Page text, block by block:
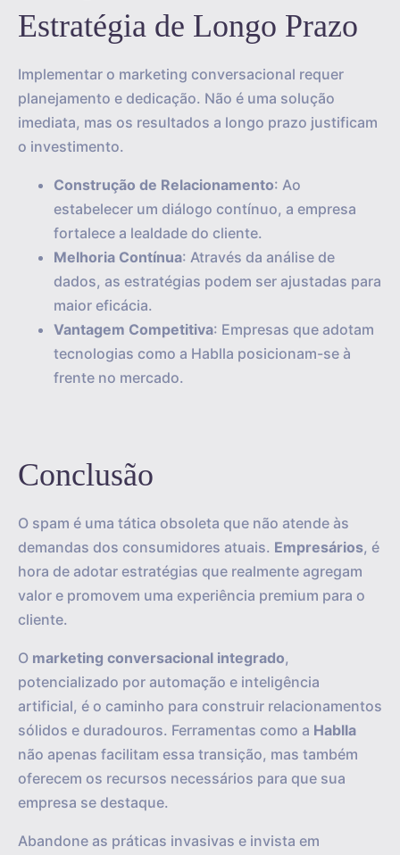
Estratégia de Longo Prazo
Implementar o marketing conversacional requer
planejamento e dedicação. Não é uma solução
imediata, mas os resultados a longo prazo justificam
o investimento.
Construção de Relacionamento: Ao
estabelecer um diálogo contínuo, a empresa
fortalece a lealdade do cliente.
Melhoria Contínua: Através da análise de
dados, as estratégias podem ser ajustadas para
maior eficácia.
Vantagem Competitiva: Empresas que adotam
tecnologias como a Hablla posicionam-se à
frente no mercado.
Conclusão
O spam é uma tática obsoleta que não atende às
demandas dos consumidores atuais. Empresários, é
hora de adotar estratégias que realmente agregam
valor e promovem uma experiência premium para o
cliente.
O marketing conversacional integrado,
potencializado por automação e inteligência
artificial, é o caminho para construir relacionamentos
sólidos e duradouros. Ferramentas como a Hablla
não apenas facilitam essa transição, mas também
oferecem os recursos necessários para que sua
empresa se destaque.
Abandone as práticas invasivas e invista em